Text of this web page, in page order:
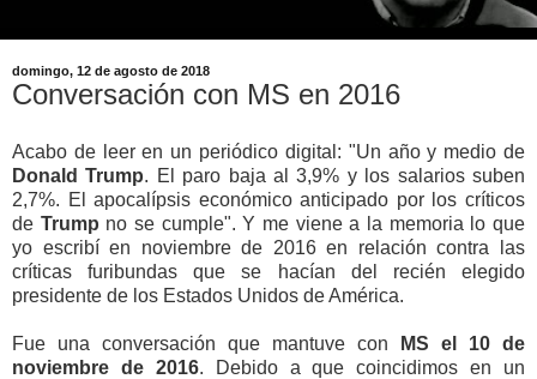
domingo, 12 de agosto de 2018
Conversación con MS en 2016
Acabo de leer en un periódico digital: "Un año y medio de
Donald Trump. El paro baja al 3,9% y los salarios suben
2,7%. El apocalípsis económico anticipado por los críticos
de Trump no se cumple". Y me viene a la memoria lo que
yo escribí en noviembre de 2016 en relación contra las
críticas furibundas que se hacían del recién elegido
presidente de los Estados Unidos de América.
Fue una conversación que mantuve con
MS el 10 de
noviembre de 2016. Debido a que coincidimos en un